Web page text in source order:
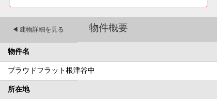
物件概要
◀︎ 建物詳細を見る
物件名
プラウドフラット根津谷中
所在地